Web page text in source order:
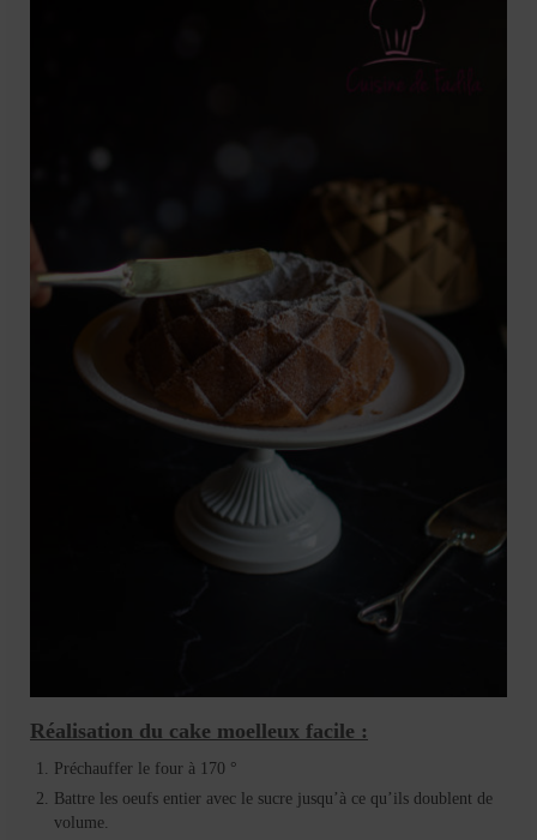
Réalisation du cake moelleux facile :
Préchauffer le four à 170 °
Battre les oeufs entier avec le sucre jusqu’à ce qu’ils doublent de
volume.